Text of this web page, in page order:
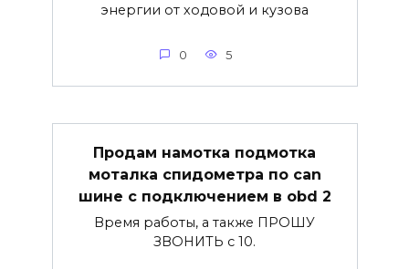
энергии от ходовой и кузова
0 5
Продам намотка подмотка
моталка спидометра по can
шине с подключением в obd 2
Время работы, а также ПРОШУ
ЗВОНИТЬ с 10.